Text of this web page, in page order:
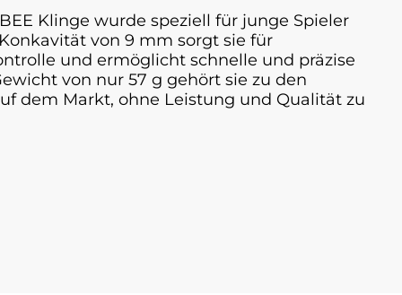
Klinge wurde speziell für junge Spieler
von 9 mm sorgt sie für
und ermöglicht schnelle und präzise
von nur 57 g gehört sie zu den
dem Markt, ohne Leistung und Qualität zu